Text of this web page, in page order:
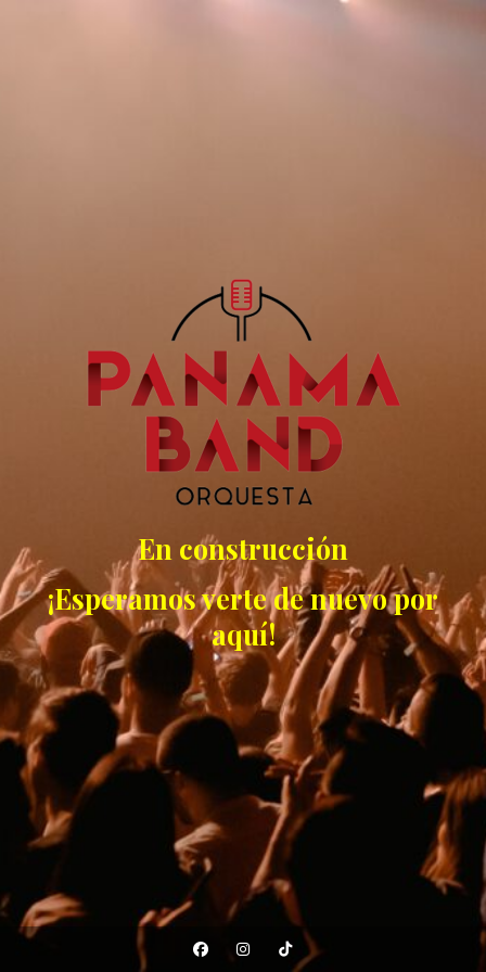
En construcción
¡Esperamos verte de nuevo por
aquí!